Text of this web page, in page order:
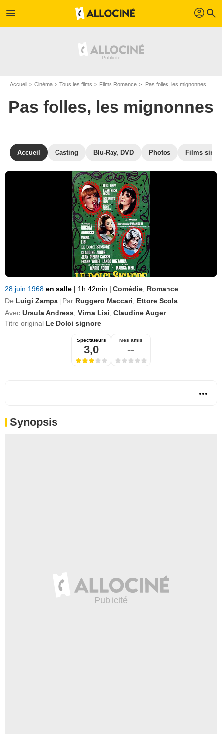
menu profil search
Accueil Cinéma Tous les films Films Romance Pas folles, les mignonnes de Luigi Zampa
Pas folles, les mignonnes
Accueil Casting Blu-Ray, DVD Photos Films
28 juin 1968 en salle | 1h 42min | Comédie Romance
De Luigi Zampa Par Ruggero Maccari
Ettore Scola
Avec Ursula Andress Virna Lisi Claudine Auger
Titre original Le Dolci signore
Spectateurs
3,0
Mes amis
--
Synopsis